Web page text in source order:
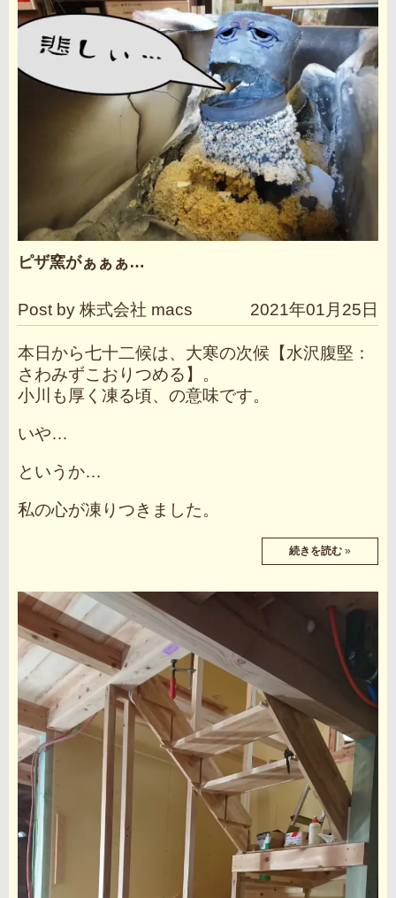
ピザ窯がぁぁぁ…
Post by 株式会社 macs 2021年01月25日
本日から七十二候は、大寒の次候【水沢腹堅：
さわみずこおりつめる】。
小川も厚く凍る頃、の意味です。
いや…
というか…
私の心が凍りつきました。
続きを読む »